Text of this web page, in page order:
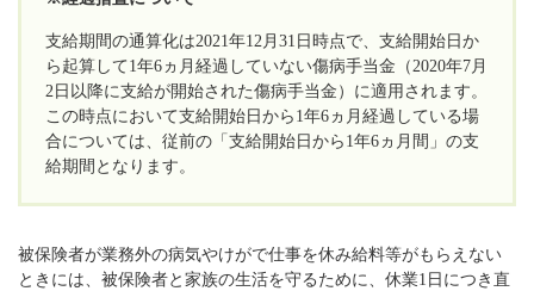
支給期間の通算化は2021年12月31日時点で、支給開始日か
ら起算して1年6ヵ月経過していない傷病手当金（2020年7月
2日以降に支給が開始された傷病手当金）に適用されます。
この時点において支給開始日から1年6ヵ月経過している場
合については、従前の「支給開始日から1年6ヵ月間」の支
給期間となります。
被保険者が業務外の病気やけがで仕事を休み給料等がもらえない
ときには、被保険者と家族の生活を守るために、休業1日につき直